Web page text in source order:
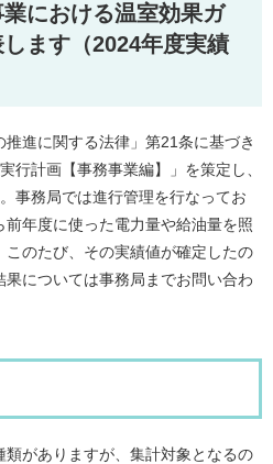
における温室効果ガ
ます（2024年度実績
進に関する法律」第21条に基づき
行計画【事務事業編】」を策定し、
事務局では進行管理を行なってお
前年度に使った電力量や給油量を照
のたび、その実績値が確定したの
については事務局までお問い合わ
がありますが、集計対象となるの